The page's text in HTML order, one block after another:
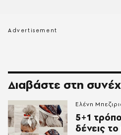
Διαβάστε στη
5+1
δένεις
Ελένη